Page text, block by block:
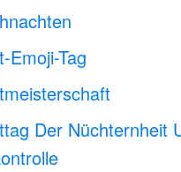
Emoji-Tag
Der Nüchternheit